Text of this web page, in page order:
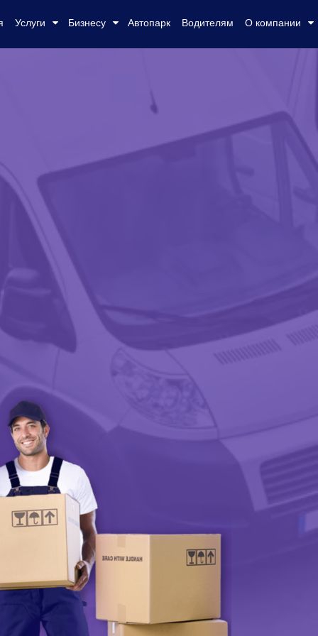
Услуги Бизнесу Автопарк Водителям О компании